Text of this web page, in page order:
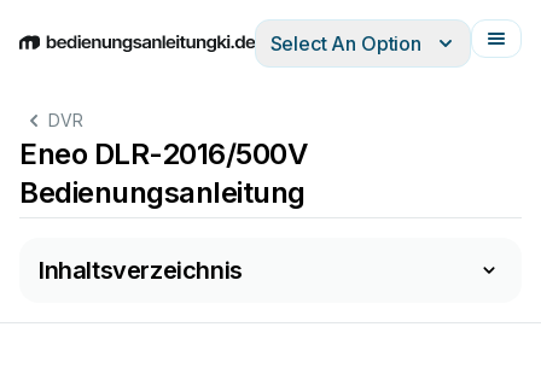
EnglishDeutschEspañolItalianoFrançais
Select An Option
DVR
Eneo DLR-2016/500V
Bedienungsanleitung
Inhaltsverzeichnis